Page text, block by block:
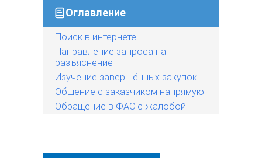
Оглавление
Поиск в интернете
Направление запроса на
разъяснение
Изучение завершённых закупок
Общение с заказчиком напрямую
Обращение в ФАС с жалобой